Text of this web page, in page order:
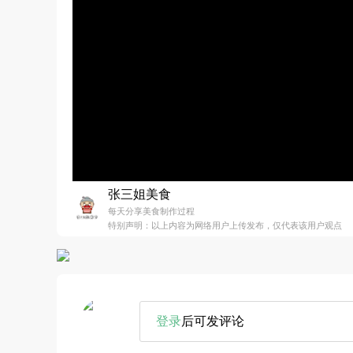
张三姐美食
每天分享美食制作过程
特别声明：以上内容为网络用户上传发布，仅代表该用户观点
登录后可发评论